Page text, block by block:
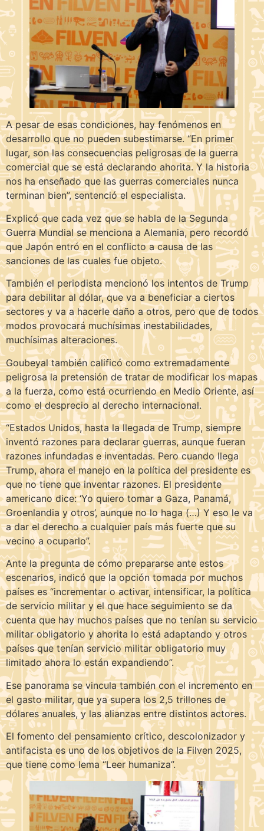
A pesar de esas condiciones, hay fenómenos en
desarrollo que no pueden subestimarse. “En primer
lugar, son las consecuencias peligrosas de la guerra
comercial que se está declarando ahorita. Y la historia
nos ha enseñado que las guerras comerciales nunca
terminan bien”, sentenció el especialista.
Explicó que cada vez que se habla de la Segunda
Guerra Mundial se menciona a Alemania, pero recordó
que Japón entró en el conflicto a causa de las
sanciones de las cuales fue objeto.
También el periodista mencionó los intentos de Trump
para debilitar al dólar, que va a beneficiar a ciertos
sectores y va a hacerle daño a otros, pero que de todos
modos provocará muchísimas inestabilidades,
muchísimas alteraciones.
Goubeyal también calificó como extremadamente
peligrosa la pretensión de tratar de modificar los mapas
a la fuerza, como está ocurriendo en Medio Oriente, así
como el desprecio al derecho internacional.
“Estados Unidos, hasta la llegada de Trump, siempre
inventó razones para declarar guerras, aunque fueran
razones infundadas e inventadas. Pero cuando llega
Trump, ahora el manejo en la política del presidente es
que no tiene que inventar razones. El presidente
americano dice: ‘Yo quiero tomar a Gaza, Panamá,
Groenlandia y otros’, aunque no lo haga (…) Y eso le va
a dar el derecho a cualquier país más fuerte que su
vecino a ocuparlo”.
Ante la pregunta de cómo prepararse ante estos
escenarios, indicó que la opción tomada por muchos
países es “incrementar o activar, intensificar, la política
de servicio militar y el que hace seguimiento se da
cuenta que hay muchos países que no tenían su servicio
militar obligatorio y ahorita lo está adaptando y otros
países que tenían servicio militar obligatorio muy
limitado ahora lo están expandiendo”.
Ese panorama se vincula también con el incremento en
el gasto militar, que ya supera los 2,5 trillones de
dólares anuales, y las alianzas entre distintos actores.
El fomento del pensamiento crítico, descolonizador y
antifacista es uno de los objetivos de la Filven 2025,
que tiene como lema “Leer humaniza”.